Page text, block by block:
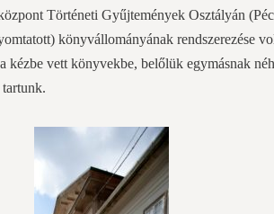
Történeti Gyűjtemények Osztályán
könyvállományának rendszerezése
kézbe vett könyvekbe, belőlük egymásnak